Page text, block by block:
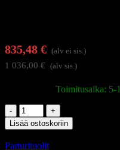
835,48 € (alv ei sis.)
1 036,00 € (alv sis.)
Toimitusaika: 5-
Parturituoli
Niccolo
ruskea
määrä
Lisää ostoskoriin
Parturituolit